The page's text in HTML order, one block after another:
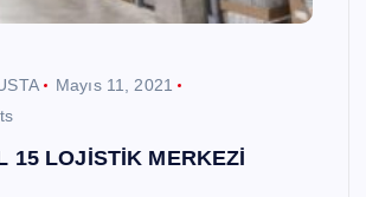
Mayıs 11, 2021
15 LOJİSTİK MERKEZİ